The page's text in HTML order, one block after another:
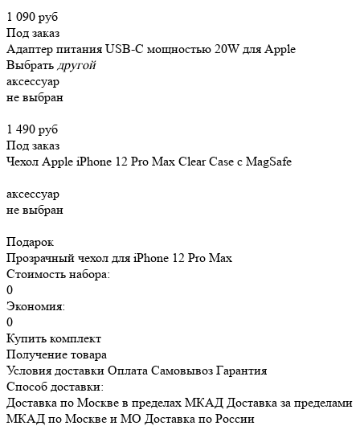
1 090 руб
Под заказ
Адаптер питания USB-C мощностью 20W для Apple
Выбрать другой
аксессуар
не выбран
1 490 руб
Под заказ
Чехол Apple iPhone 12 Pro Max Clear Case c MagSafe
аксессуар
не выбран
Подарок
Прозрачный чехол для iPhone 12 Pro Max
Стоимость набора:
0
Экономия:
0
Купить комплект
Получение товара
Условия доставки Оплата Самовывоз Гарантия
Способ доставки:
Доставка по Москве в пределах МКАД Доставка за пределами
МКАД по Москве и МО Доставка по России